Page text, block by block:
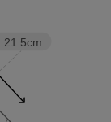
21.5cm